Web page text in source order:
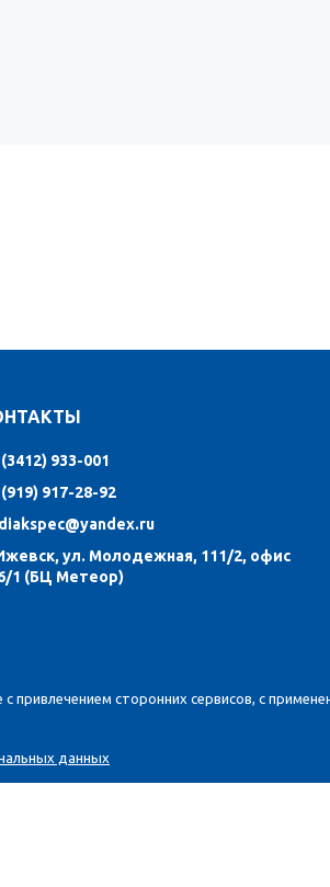
933-001
917-28-92
ул. Молодежная, 111/2, офис
1 (БЦ Метеор)
сторонних сервисов, с
данных